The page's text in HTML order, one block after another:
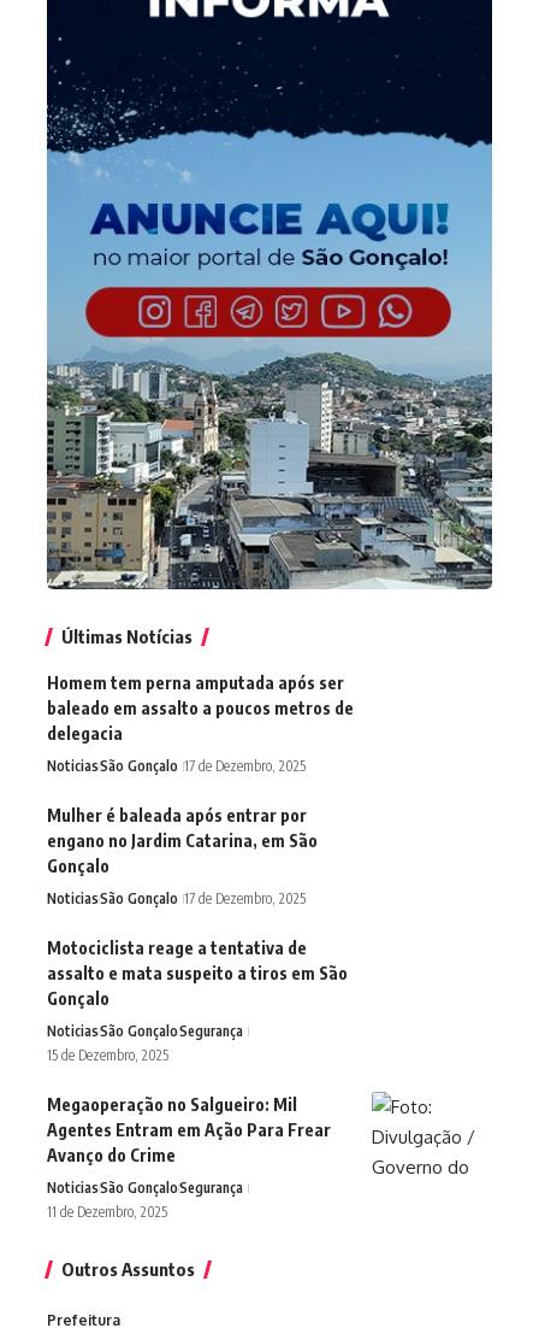
Últimas Notícias
Homem tem perna amputada após ser
baleado em assalto a poucos metros de
delegacia
NoticiasSão Gonçalo 17 de Dezembro, 2025
Mulher é baleada após entrar por
engano no Jardim Catarina, em São
Gonçalo
NoticiasSão Gonçalo 17 de Dezembro, 2025
Motociclista reage a tentativa de
assalto e mata suspeito a tiros em São
Gonçalo
NoticiasSão GonçaloSegurança
15 de Dezembro, 2025
Megaoperação no Salgueiro: Mil
Agentes Entram em Ação Para Frear
Avanço do Crime
NoticiasSão GonçaloSegurança
11 de Dezembro, 2025
Outros Assuntos
Prefeitura